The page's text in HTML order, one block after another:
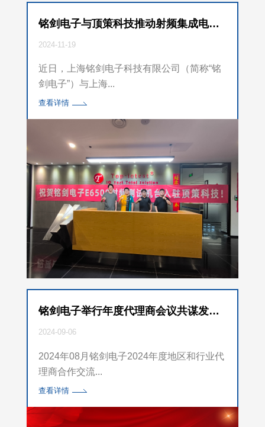
铭剑电子与顶策科技推动射频集成电路测试行业人才培养合作
2024-11-19
近日，上海铭剑电子科技有限公司（简称“铭
剑电子”）与上海...
查看详情
铭剑电子举行年度代理商会议共谋发展新篇
2024-09-06
2024年08月铭剑电子2024年度地区和行业代
理商合作交流...
查看详情